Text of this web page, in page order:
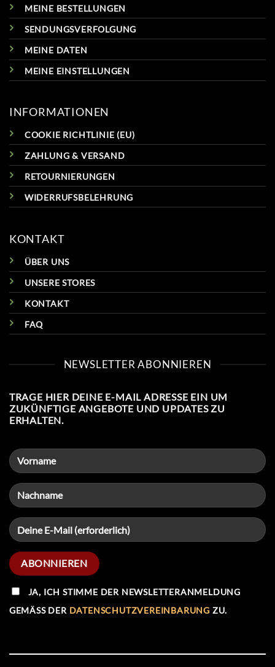
MEINE BESTELLUNGEN
SENDUNGSVERFOLGUNG
MEINE DATEN
MEINE EINSTELLUNGEN
INFORMATIONEN
COOKIE RICHTLINIE (EU)
ZAHLUNG & VERSAND
RETOURNIERUNGEN
WIDERRUFSBELEHRUNG
KONTAKT
ÜBER UNS
UNSERE STORES
KONTAKT
FAQ
NEWSLETTER ABONNIEREN
TRAGE HIER DEINE E-MAIL ADRESSE EIN UM
ZUKÜNFTIGE ANGEBOTE UND UPDATES ZU
ERHALTEN.
JA, ICH STIMME DER NEWSLETTERANMELDUNG
GEMÄSS DER DATENSCHUTZVEREINBARUNG ZU.